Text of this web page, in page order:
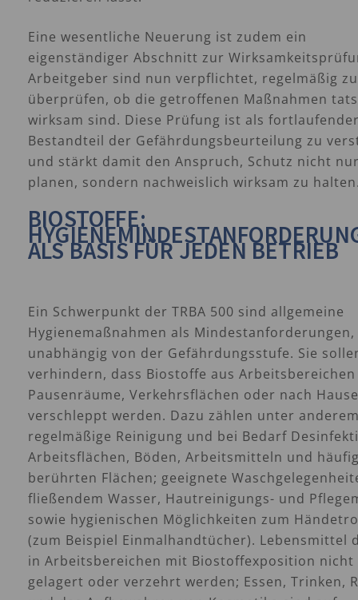
Eine wesentliche Neuerung ist zudem ein
eigenständiger Abschnitt zur
Arbeitgeber sind nun verpflichtet, regelmäßig zu
überprüfen, ob die getroffenen Maßnahmen
wirksam sind. Diese Prüfung ist als
Bestandteil der Gefährdungsbeurteilung zu
und stärkt damit den Anspruch, Schutz nicht
planen, sondern nachweislich wirksam zu
BIOSTOFFE:
ALS BASIS FÜR JEDEN BETRIEB
Ein Schwerpunkt der TRBA 500 sind allgemeine
Hygienemaßnahmen als Mindestanforderungen,
unabhängig von der Gefährdungsstufe. Sie
verhindern, dass Biostoffe aus
Pausenräume, Verkehrsflächen oder nach Hause
verschleppt werden. Dazu zählen unter
regelmäßige Reinigung und bei Bedarf
Arbeitsflächen, Böden, Arbeitsmitteln und
berührten Flächen; geeignete
fließendem Wasser, Hautreinigungs- und
sowie hygienischen Möglichkeiten zum
(zum Beispiel Einmalhandtücher). Lebensmittel
in Arbeitsbereichen mit Biostoffexposition nicht
gelagert oder verzehrt werden; Essen, Trinken,